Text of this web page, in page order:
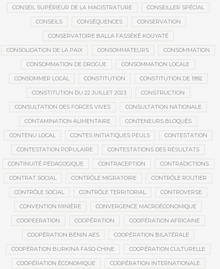
CONSEIL SUPÉRIEUR DE LA MAGISTRATURE CONSEILLER SPÉCIAL
CONSEILS CONSÉQUENCES CONSERVATION
CONSERVATOIRE BALLA FASSÉKÉ KOUYATÉ
CONSOLIDATION DE LA PAIX CONSOMMATEURS CONSOMMATION
CONSOMMATION DE DROGUE CONSOMMATION LOCALE
CONSOMMER LOCAL CONSTITUTION CONSTITUTION DE 1992
CONSTITUTION DU 22 JUILLET 2023 CONSTRUCTION
CONSULTATION DES FORCES VIVES CONSULTATION NATIONALE
CONTAMINATION ALIMENTAIRE CONTENEURS BLOQUÉS
CONTENU LOCAL CONTES INITIATIQUES PEULS CONTESTATION
CONTESTATION POPULAIRE CONTESTATIONS DES RÉSULTATS
CONTINUITÉ PÉDAGOGIQUE CONTRACEPTION CONTRADICTIONS
CONTRAT SOCIAL CONTRÔLE MIGRATOIRE CONTRÔLE ROUTIER
CONTRÔLE SOCIAL CONTRÔLE TERRITORIAL CONTROVERSE
CONVENTION MINIÈRE CONVERGENCE MACROÉCONOMIQUE
COOPEERATION COOPÉRATION COOPÉRATION AFRICAINE
COOPÉRATION BÉNIN AES COOPÉRATION BILATÉRALE
COOPÉRATION BURKINA FASO-CHINE COOPÉRATION CULTURELLE
COOPÉRATION ÉCONOMIQUE COOPÉRATION INTERNATIONALE